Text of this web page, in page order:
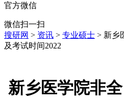
官方微信
微信扫一扫
搜研网 > 资讯 > 专业硕士 > 新乡
及考试时间2022
新乡医学院非